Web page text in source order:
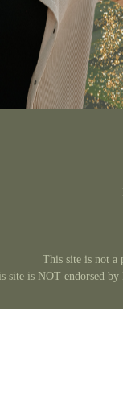
This site is not a
site is NOT endorsed